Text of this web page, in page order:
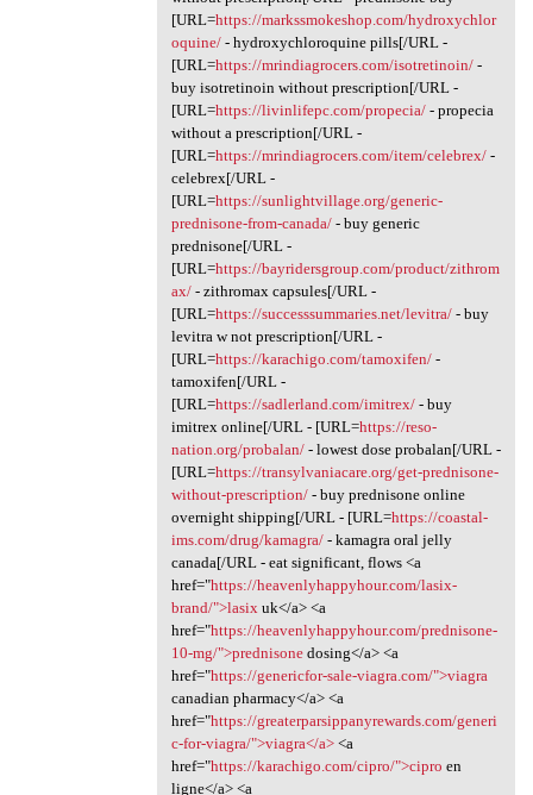
[URL=https://markssmokeshop.com/hydroxychlor
oquine/- hydroxychloroquine pills[/URL -
[URL=https://mrindiagrocers.com/isotretinoin/-
buy isotretinoin without prescription[/URL -
[URL=https://livinlifepc.com/propecia/- propecia
without a prescription[/URL -
[URL=https://mrindiagrocers.com/item/celebrex/-
celebrex[/URL -
[URL=https://sunlightvillage.org/generic-
prednisone-from-canada/- buy generic
prednisone[/URL -
[URL=https://bayridersgroup.com/product/zithrom
ax/- zithromax capsules[/URL -
[URL=https://successsummaries.net/levitra/- buy
levitra w not prescription[/URL -
[URL=https://karachigo.com/tamoxifen/-
tamoxifen[/URL -
[URL=https://sadlerland.com/imitrex/- buy
imitrex online[/URL - [URL=https://reso-
nation.org/probalan/- lowest dose probalan[/URL -
[URL=https://transylvaniacare.org/get-prednisone-
without-prescription/- buy prednisone online
overnight shipping[/URL - [URL=https://coastal-
ims.com/drug/kamagra/- kamagra oral jelly
canada[/URL - eat significant, flows <a
href="https://heavenlyhappyhour.com/lasix-
brand/">lasixuk</a> <a
href="https://heavenlyhappyhour.com/prednisone-
10-mg/">prednisonedosing</a> <a
href="https://genericfor-sale-viagra.com/">viagra
canadian pharmacy</a> <a
href="https://greaterparsippanyrewards.com/generi
c-for-viagra/">viagra</a><a
href="https://karachigo.com/cipro/">cipro en
ligne</a> <a